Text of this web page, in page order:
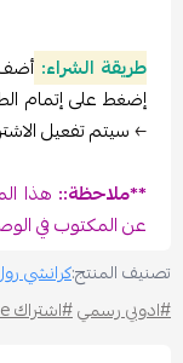
أضف المنتج
إتمام الطلب←إختر
الاشتراك.
هذا المنتج لايقبل
في الوصف
كرانشي رول
#اشتراك adobe #ادوبي